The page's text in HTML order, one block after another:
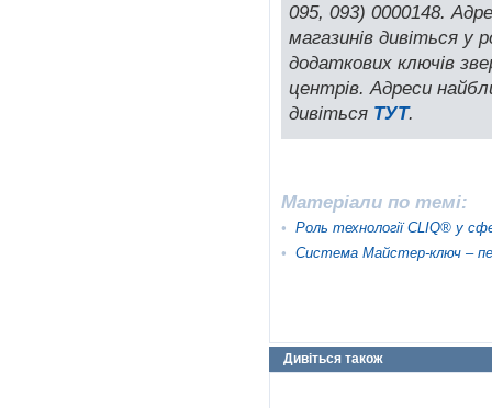
095, 093) 0000148.
магазинів дивіться у
додаткових ключів
центрів. Адреси
дивіться ТУТ.
Матеріали по темі:
• Роль технології CLIQ® у
• Система Майстер-ключ –
Дивіться також